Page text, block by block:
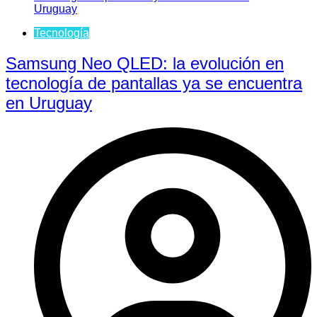
Tecnología
Samsung Neo QLED: la evolución en
tecnología de pantallas ya se encuentra
en Uruguay